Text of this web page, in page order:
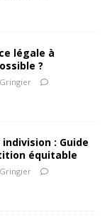
légale à
?
: Guide
équitable